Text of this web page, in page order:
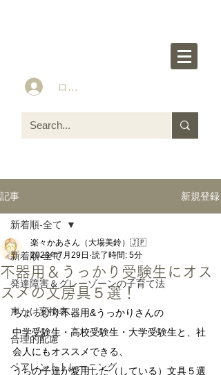
ログイン
記事 新規登録
新着順-全て
発達障害＆グレーゾーンの子育て法
声かけ変換表
合理的配慮
ペアレントトレーニング
新着順-全て
不器用＆うっかり受験生にオス
スメの文房具５選！
楽々かあさん（大場美鈴）🇯🇵
2023年7月29日 読了時間: 5分
ちょっぴり不器用&うっかりさんの
中学受験生・高校受験生・大学受験生と、社
会人にもオススメできる、
うちの子達が愛用した（している）文具５選